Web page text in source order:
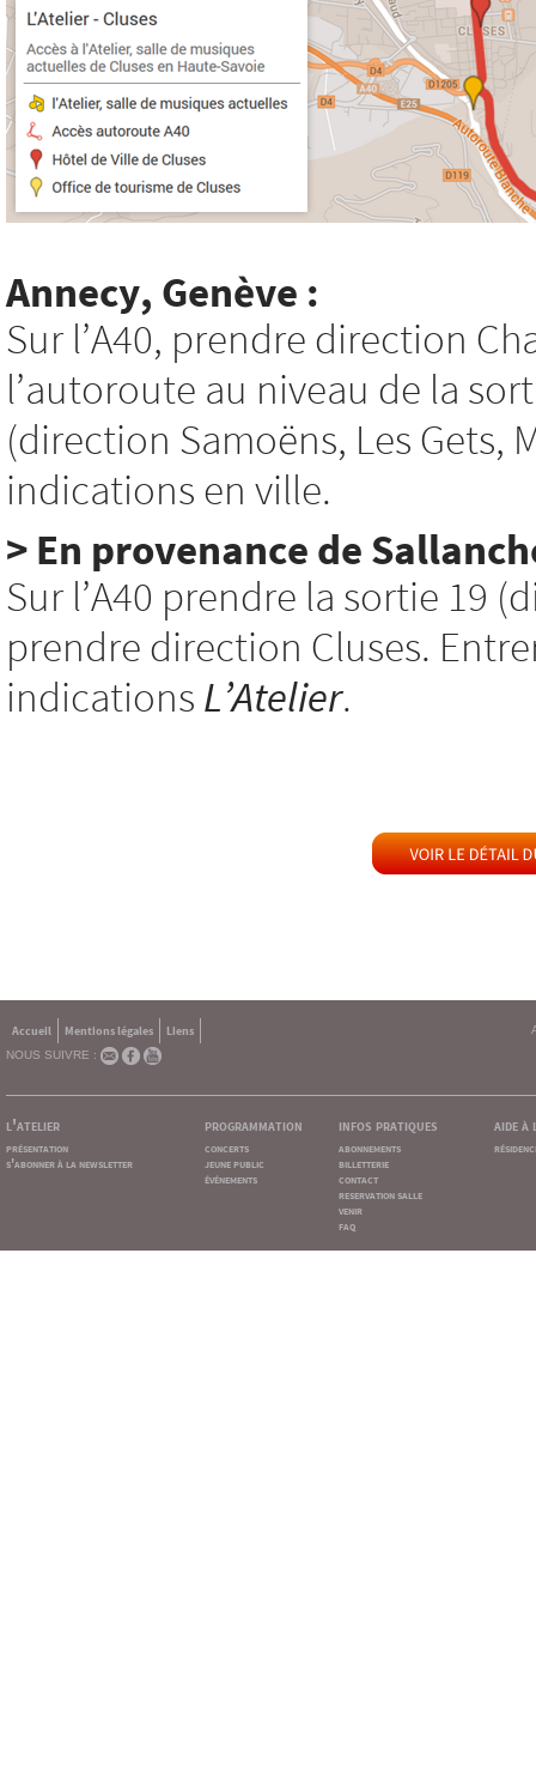
Annecy, Genève :
Sur l’A40, prendre direction
l’autoroute au niveau de la
(direction Samoëns, Les Gets,
indications en ville.
> En provenance de
Sur l’A40 prendre la sortie 19
prendre direction Cluses.
indications L’Atelier.
Accueil Mentions légales
Liens
NOUS SUIVRE :
l'atelier
présentation
s'abonner à la newsletter
programmation
concerts
jeune public
événements
infos pratiques
abonnements
billetterie
contact
reservation salle
venir
faq
aide